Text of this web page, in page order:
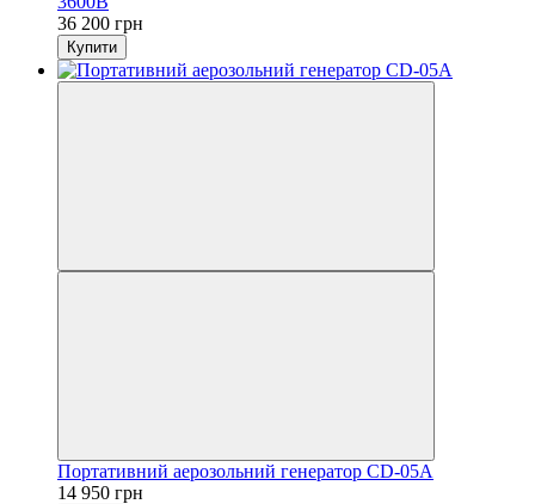
36 200 грн
Купити
Портативний аерозольний генератор CD-05A
14 950 грн